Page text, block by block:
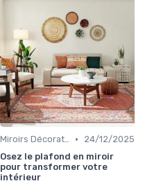
Miroirs Décoratifs •
24/12/2025
Osez le plafond en miroir
pour transformer votre
intérieur